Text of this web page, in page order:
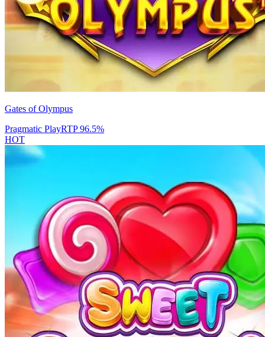
Gates of Olympus
Pragmatic PlayRTP96.5%
HOT